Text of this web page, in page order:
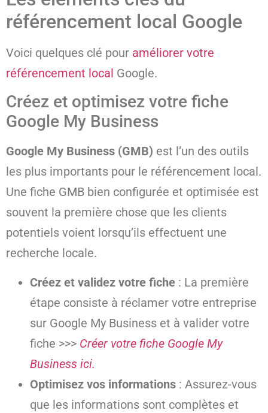
référencement local Google
Voici quelques clé pour améliorer votre
référencement local Google.
Créez et optimisez votre fiche
Google My Business
Google My Business (GMB) est l’un des outils
les plus importants pour le référencement local.
Une fiche GMB bien configurée et optimisée est
souvent la première chose que les clients
potentiels voient lorsqu’ils effectuent une
recherche locale.
Créez et validez votre fiche : La première
étape consiste à réclamer votre entreprise
sur Google My Business et à valider votre
fiche >>> Créer votre fiche Google My
Business ici.
Optimisez vos informations : Assurez-vous
que les informations sont complètes et